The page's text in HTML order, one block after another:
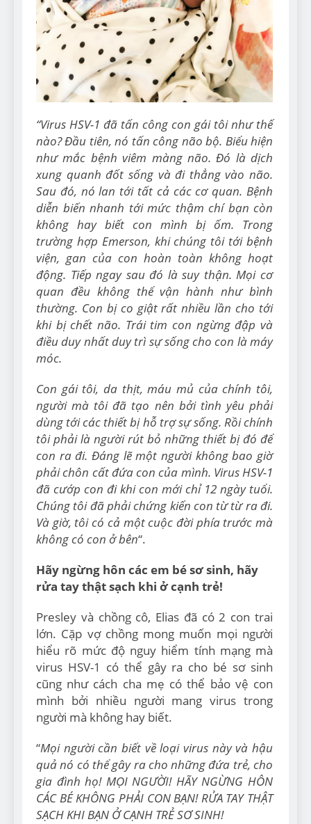
“Virus HSV-1 đã tấn công con gái tôi như thế
nào? Đầu tiên, nó tấn công não bộ. Biểu hiện
như mắc bệnh viêm màng não. Đó là dịch
xung quanh đốt sống và đi thẳng vào não.
Sau đó, nó lan tới tất cả các cơ quan. Bệnh
diễn biến nhanh tới mức thậm chí bạn còn
không hay biết con mình bị ốm. Trong
trường hợp Emerson, khi chúng tôi tới bệnh
viện, gan của con hoàn toàn không hoạt
động. Tiếp ngay sau đó là suy thận. Mọi cơ
quan đều không thể vận hành như bình
thường. Con bị co giật rất nhiều lần cho tới
khi bị chết não. Trái tim con ngừng đập và
điều duy nhất duy trì sự sống cho con là máy
móc.
Con gái tôi, da thịt, máu mủ của chính tôi,
người mà tôi đã tạo nên bởi tình yêu phải
dùng tới các thiết bị hỗ trợ sự sống. Rồi chính
tôi phải là người rút bỏ những thiết bị đó để
con ra đi. Đáng lẽ một người không bao giờ
phải chôn cất đứa con của mình. Virus HSV-1
đã cướp con đi khi con mới chỉ 12 ngày tuổi.
Chúng tôi đã phải chứng kiến con từ từ ra đi.
Và giờ, tôi có cả một cuộc đời phía trước mà
không có con ở bên“.
Hãy ngừng hôn các em bé sơ sinh, hãy
rửa tay thật sạch khi ở cạnh trẻ!
Presley và chồng cô, Elias đã có 2 con trai
lớn. Cặp vợ chồng mong muốn mọi người
hiểu rõ mức độ nguy hiểm tính mạng mà
virus HSV-1 có thể gây ra cho bé sơ sinh
cũng như cách cha mẹ có thể bảo vệ con
mình bởi nhiều người mang virus trong
người mà không hay biết.
“Mọi người cần biết về loại virus này và hậu
quả nó có thể gây ra cho những đứa trẻ, cho
gia đình họ! MỌI NGƯỜI! HÃY NGỪNG HÔN
CÁC BÉ KHÔNG PHẢI CON BẠN! RỬA TAY THẬT
SẠCH KHI BẠN Ở CẠNH TRẺ SƠ SINH!